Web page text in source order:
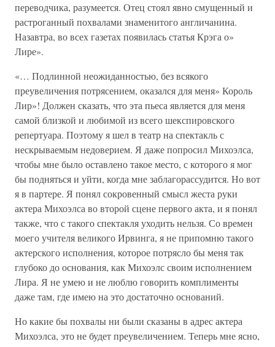
переводчика, разумеется. Отец стоял явно смущенный и
растроганный похвалами знаменитого англичанина.
Назавтра, во всех газетах появилась статья Крэга о»
Лире».
«… Подлинной неожиданностью, без всякого
преувеличения потрясением, оказался для меня» Король
Лир»! Должен сказать, что эта пьеса является для меня
самой близкой и любимой из всего шекспировского
репертуара. Поэтому я шел в театр на спектакль с
нескрываемым недоверием. Я даже попросил Михоэлса,
чтобы мне было оставлено такое место, с которого я мог
бы подняться и уйти, когда мне заблагорассудится. Но вот
я в партере. Я понял сокровенный смысл жеста руки
актера Михоэлса во второй сцене первого акта, и я понял
также, что с такого спектакля уходить нельзя. Со времен
моего учителя великого Ирвинга, я не припомню такого
актерского исполнения, которое потрясло бы меня так
глубоко до основания, как Михоэлс своим исполнением
Лира. Я не умею и не люблю говорить комплименты
даже там, где имею на это достаточно оснований.
Но какие бы похвалы ни были сказаны в адрес актера
Михоэлса, это не будет преувеличением. Теперь мне ясно,